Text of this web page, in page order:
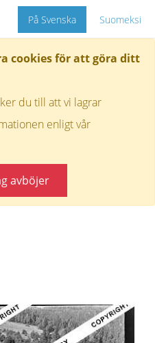
cookies för att göra ditt
du till att vi lagrar
enligt vår
avböjer
På Svenska Suomeksi